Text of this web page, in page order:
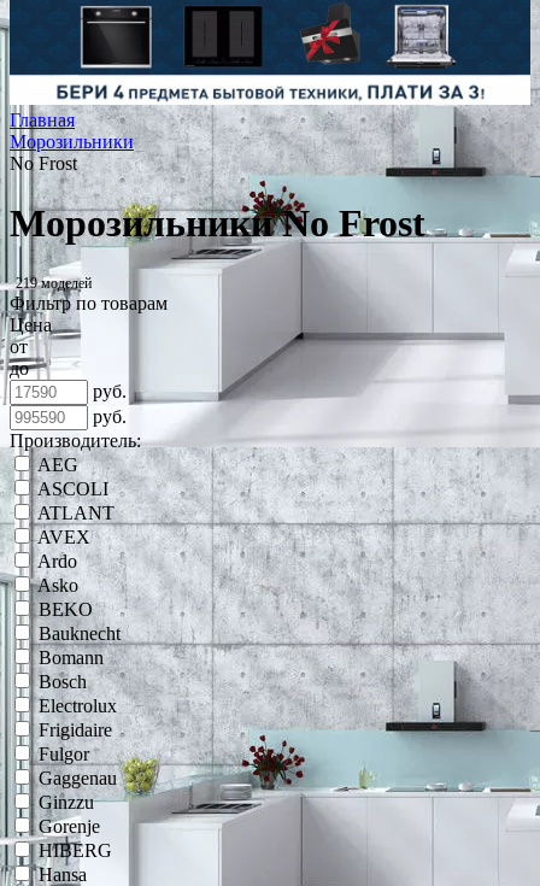
Главная
Морозильники
No Frost
Морозильники No Frost
219 моделей
Фильтр по товарам
Цена
от
до
руб.
руб.
Производитель:
AEG
ASCOLI
ATLANT
AVEX
Ardo
Asko
BEKO
Bauknecht
Bomann
Bosch
Electrolux
Frigidaire
Fulgor
Gaggenau
Ginzzu
Gorenje
HIBERG
Hansa